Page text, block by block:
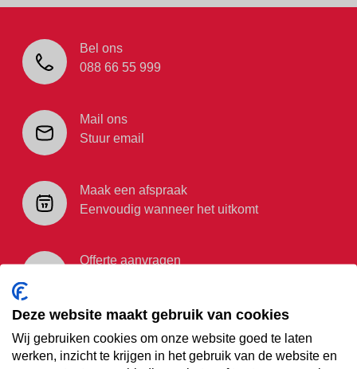
Bel ons
088 66 55 999
Mail ons
Stuur email
Maak een afspraak
Eenvoudig wanneer het uitkomt
Offerte aanvragen
€35,- korting op je
Deze website maakt gebruik van cookies
Wij gebruiken cookies om onze website goed te laten
werken, inzicht te krijgen in het gebruik van de website en